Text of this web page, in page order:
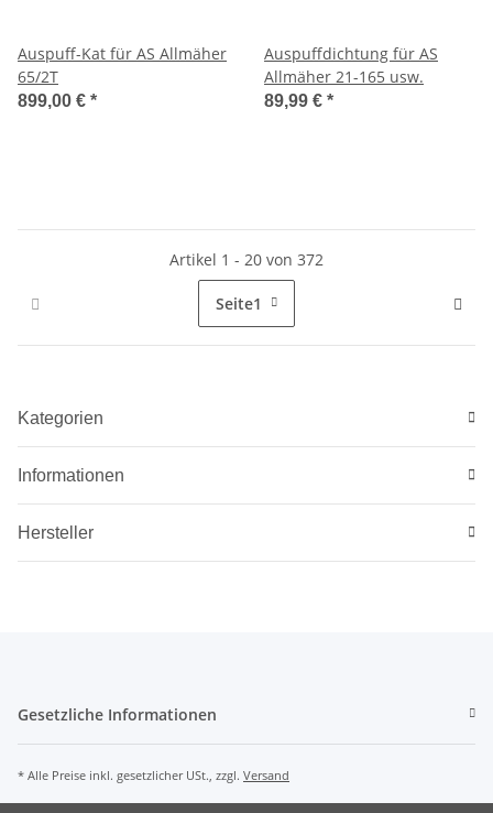
Auspuff-Kat für AS Allmäher
65/2T
899,00 € *
Auspuffdichtung für AS
Allmäher 21-165 usw.
89,99 € *
Artikel 1 - 20 von 372
Seite1
Kategorien
Informationen
Hersteller
Gesetzliche Informationen
* Alle Preise inkl. gesetzlicher USt., zzgl. Versand